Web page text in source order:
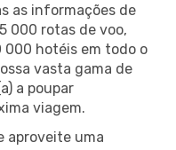
as informações de
000 rotas de voo,
000 hotéis em todo o
vasta gama de
a poupar
viagem.
aproveite uma